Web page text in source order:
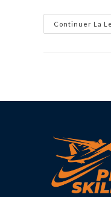
Continuer La